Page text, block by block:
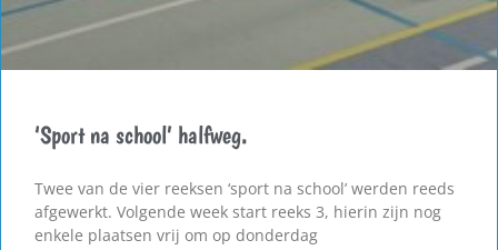
‘Sport na school’ halfweg.
Twee van de vier reeksen ‘sport na school’ werden reeds
afgewerkt. Volgende week start reeks 3, hierin zijn nog
enkele plaatsen vrij om op donderdag